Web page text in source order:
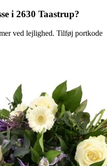
i 2630 Taastrup?
ved lejlighed. Tilføj portkode